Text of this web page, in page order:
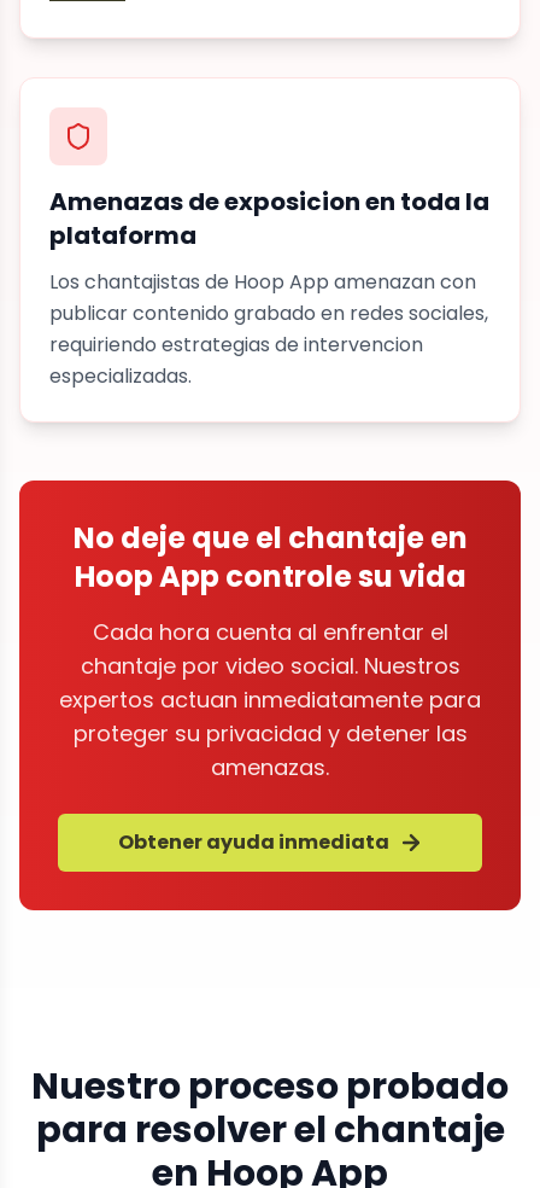
Amenazas de exposicion en toda la
plataforma
Los chantajistas de Hoop App amenazan con
publicar contenido grabado en redes sociales,
requiriendo estrategias de intervencion
especializadas.
No deje que el chantaje en
Hoop App controle su vida
Cada hora cuenta al enfrentar el
chantaje por video social. Nuestros
expertos actuan inmediatamente para
proteger su privacidad y detener las
amenazas.
Obtener ayuda inmediata
Nuestro proceso probado
para resolver el chantaje
en Hoop App